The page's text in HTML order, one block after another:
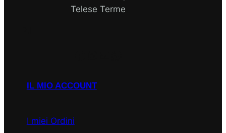
Telese Terme
IL MIO ACCOUNT
I miei Ordini